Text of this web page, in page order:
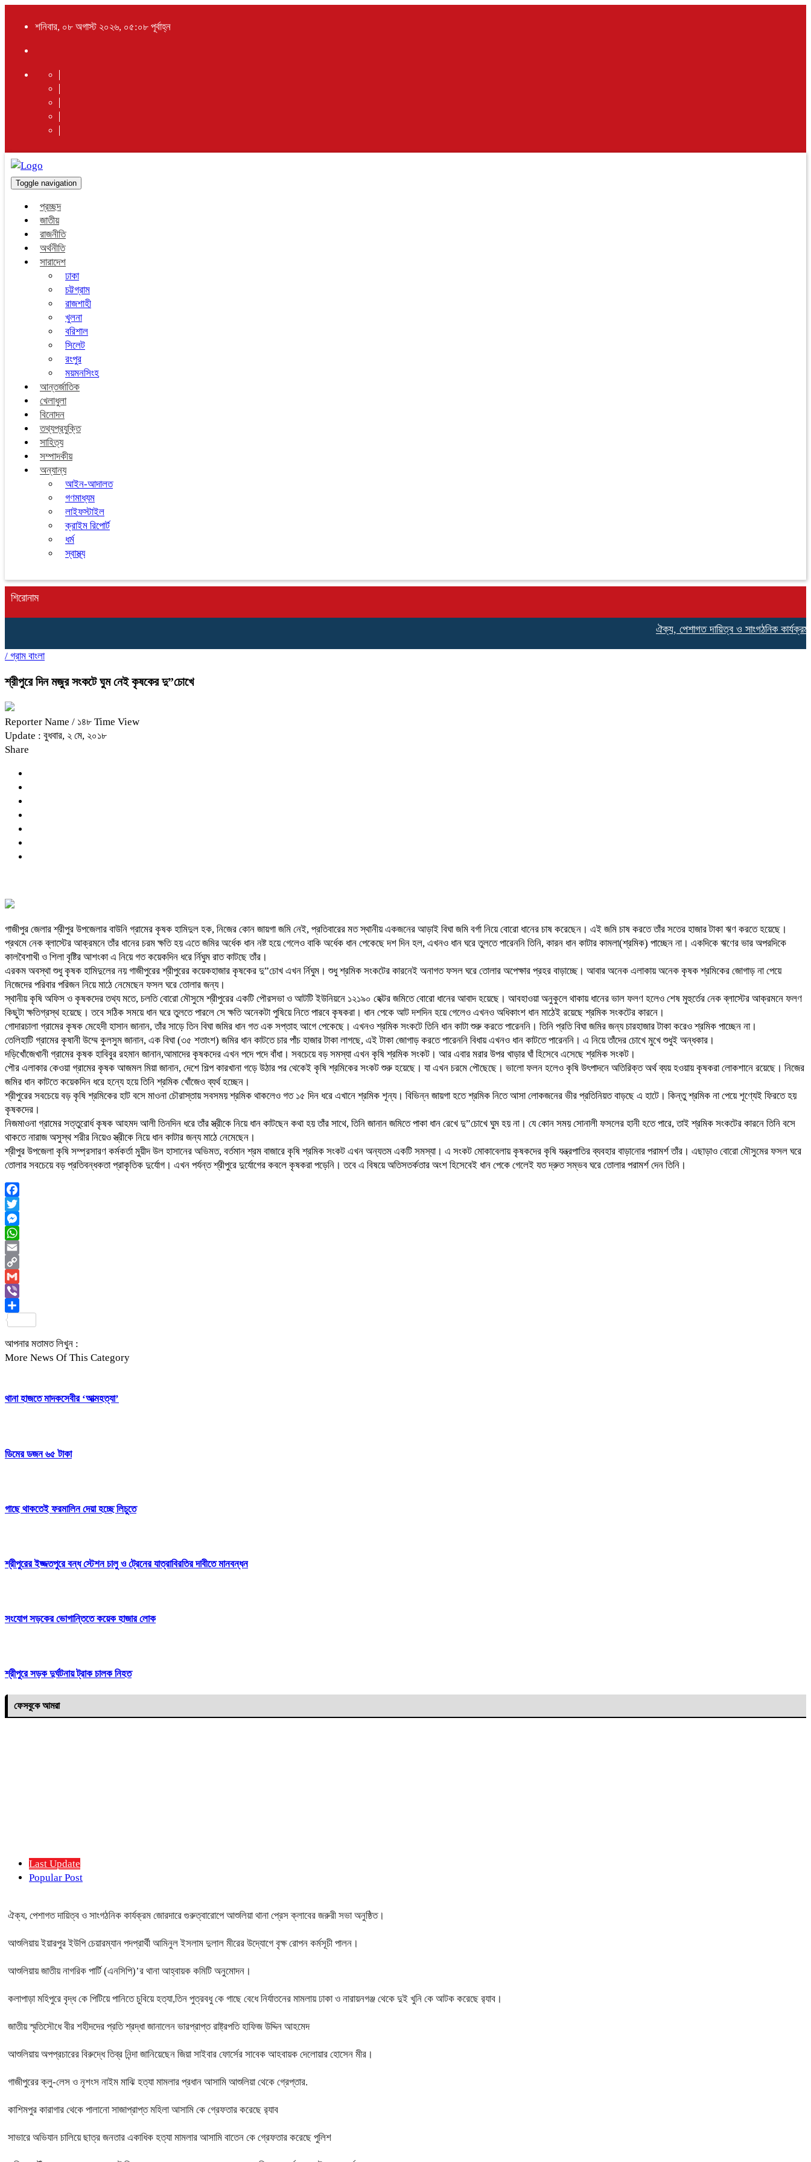
শনিবার, ০৮ অগাস্ট ২০২৬, ০৫:০৮ পূর্বাহ্ন
Toggle navigation
প্রচ্ছদ
জাতীয়
রাজনীতি
অর্থনীতি
সারাদেশ
ঢাকা
চট্টগ্রাম
রাজশাহী
খুলনা
বরিশাল
সিলেট
রংপুর
ময়মনসিংহ
আন্তর্জাতিক
খেলাধুলা
বিনোদন
তথ্যপ্রযুক্তি
সাহিত্য
সম্পাদকীয়
অন্যান্য
আইন-আদালত
গণমাধ্যম
লাইফস্টাইল
ক্রাইম রিপোর্ট
ধর্ম
স্বাস্থ্য
শিরোনাম
ঐক্য, পেশাগত দায়িত্ব ও সাংগঠনিক কার্যক্রম
/ গ্রাম বাংলা
শ্রীপুরে দিন মজুর সংকটে ঘুম নেই কৃষকের দু”চোখে
Reporter Name / ১৪৮ Time View
Update : বুধবার, ২ মে, ২০১৮
Share
গাজীপুর জেলার শ্রীপুর উপজেলার বাউনি গ্রামের কৃষক হামিদুল হক, নিজের কোন জায়গা জমি নেই, প্রতিবারের মত স্থানীয় একজনের আড়াই বিঘা জমি বর্গা নিয়ে বোরো ধানের চাষ করেছেন। এই জমি চাষ করতে তাঁর সতের হাজার টাকা ঋণ করতে হয়েছে।
প্রথমে নেক ব্লাস্টের আক্রমনে তাঁর ধানের চরম ক্ষতি হয় এতে জমির অর্ধেক ধান নষ্ট হয়ে গেলেও বাকি অর্ধেক ধান পেকেছে দশ দিন হল, এখনও ধান ঘরে তুলতে পারেননি তিনি, কারন ধান কাটার কামলা(শ্রমিক) পাচ্ছেন না। একদিকে ঋণের ভার অপরদিকে
কালবৈশাখী ও শিলা বৃষ্টির আশংকা এ নিয়ে গত কয়েকদিন ধরে র্নিঘুম রাত কাটছে তাঁর।
এরকম অবস্থা শুধু কৃষক হামিদুলের নয় গাজীপুরের শ্রীপুরের কয়েকহাজার কৃষকের দু”চোখ এখন র্নিঘুম। শুধু শ্রমিক সংকটের কারনেই অনাগত ফসল ঘরে তোলার অপেক্ষার প্রহর বাড়াচ্ছে। আবার অনেক এলাকায় অনেক কৃষক শ্রমিকের জোগাড় না পেয়ে
নিজেদের পরিবার পরিজন নিয়ে মাঠে নেমেছেন ফসল ঘরে তোলার জন্য।
স্থানীয় কৃষি অফিস ও কৃষকদের তথ্য মতে, চলতি বোরো মৌসুমে শ্রীপুরের একটি পৌরসভা ও আটটি ইউনিয়নে ১২১৯০ হেক্টর জমিতে বোরো ধানের আবাদ হয়েছে। আবহাওয়া অনুকুলে থাকায় ধানের ভাল ফলণ হলেও শেষ মুহুর্তের নেক ব্লাস্টের আক্রমনে ফলণ
কিছুটা ক্ষতিগ্রস্থ হয়েছে। তবে সঠিক সময়ে ধান ঘরে তুলতে পারলে সে ক্ষতি অনেকটা পুষিয়ে নিতে পারবে কৃষকরা। ধান পেকে আট দশদিন হয়ে গেলেও এখনও অধিকাংশ ধান মাঠেই রয়েছে শ্রমিক সংকটের কারনে।
গোদারচালা গ্রামের কৃষক মেহেদী হাসান জানান, তাঁর সাড়ে তিন বিঘা জমির ধান গত এক সপ্তাহ আগে পেকেছে। এখনও শ্রমিক সংকটে তিনি ধান কাটা শুরু করতে পারেননি। তিনি প্রতি বিঘা জমির জন্য চারহাজার টাকা করেও শ্রমিক পাচ্ছেন না।
তেলিহাটি গ্রামের কৃষানী উম্মে কুলসুম জানান, এক বিঘা (৩৫ শতাংশ) জমির ধান কাটতে চার পাঁচ হাজার টাকা লাগছে, এই টাকা জোগাড় করতে পারেননি বিধায় এখনও ধান কাটতে পারেননি। এ নিয়ে তাঁদের চোখে মুখে শুধুই অন্ধকার।
দড়িখোঁজেখানী গ্রামের কৃষক হাবিবুর রহমান জানান,আমাদের কৃষকদের এখন পদে পদে বাঁধা। সবচেয়ে বড় সমস্যা এখন কৃষি শ্রমিক সংকট। আর এবার মরার উপর খাড়ার ঘাঁ হিসেবে এসেছে শ্রমিক সংকট।
পৌর এলাকার কেওয়া গ্রামের কৃষক আজমল মিয়া জানান, দেশে শিল্প কারখানা গড়ে উঠার পর থেকেই কৃষি শ্রমিকের সংকট শুরু হয়েছে। যা এখন চরমে পৌছেছে। ভালো ফলন হলেও কৃষি উৎপাদনে অতিরিক্ত অর্থ ব্যয় হওয়ায় কৃষকরা লোকশানে রয়েছে। নিজের
জমির ধান কাটতে কয়েকদিন ধরে হন্যে হয়ে তিনি শ্রমিক খোঁজেও ব্যর্থ হচ্ছেন।
শ্রীপুরের সবচেয়ে বড় কৃষি শ্রমিকের হাট বসে মাওনা চৌরাস্তায় সবসময় শ্রমিক থাকলেও গত ১৫ দিন ধরে এখানে শ্রমিক শূন্য। বিভিন্ন জায়গা হতে শ্রমিক নিতে আসা লোকজনের ভীর প্রতিনিয়ত বাড়ছে এ হাটে। কিন্তু শ্রমিক না পেয়ে শূণ্যেই ফিরতে হয়
কৃষকদের।
নিজমাওনা গ্রামের সত্তুরোর্ধ কৃষক আহমদ আলী তিনদিন ধরে তাঁর স্ত্রীকে নিয়ে ধান কাটছেন কথা হয় তাঁর সাথে, তিনি জানান জমিতে পাকা ধান রেখে দু”চোখে ঘুম হয় না। যে কোন সময় সোনালী ফসলের হানী হতে পারে, তাই শ্রমিক সংকটের কারনে তিনি বসে
থাকতে নারাজ অসুস্থ শরীর নিয়েও স্ত্রীকে নিয়ে ধান কাটার জন্য মাঠে নেমেছেন।
শ্রীপুর উপজেলা কৃষি সম্প্রসারণ কর্মকর্তা মুয়ীদ উল হাসানের অভিমত, বর্তমান শ্রম বাজারে কৃষি শ্রমিক সংকট এখন অন্যতম একটি সমস্যা। এ সংকট মোকাবেলায় কৃষকদের কৃষি যন্ত্রপাতির ব্যবহার বাড়ানোর পরামর্শ তাঁর। এছাড়াও বোরো মৌসুমের ফসল ঘরে
তোলার সবচেয়ে বড় প্রতিবন্ধকতা প্রাকৃতিক দুর্যোগ। এখন পর্যন্ত শ্রীপুরে দুর্যোগের কবলে কৃষকরা পড়েনি। তবে এ বিষয়ে অতিসতর্কতার অংশ হিসেবেই ধান পেকে গেলেই যত দ্রুত সম্ভব ঘরে তোলার পরামর্শ দেন তিনি।
Facebook
Twitter
Messenger
WhatsApp
Email
Copy
Link
Gmail
Viber
আপনার মতামত লিখুন :
More News Of This Category
থানা হাজতে মাদকসেবীর ‘আত্মহত্যা’
ডিমের ডজন ৬৫ টাকা
গাছে থাকতেই ফরমালিন দেয়া হচ্ছে লিচুতে
শ্রীপুরের ইজ্জতপুরে বন্ধ স্টেশন চালু ও ট্রেনের যাত্রাবিরতির দাবীতে মানবন্ধন
সংযোগ সড়কের ভোগান্তিতে কয়েক হাজার লোক
শ্রীপুরে সড়ক দুর্ঘটনায় ট্রাক চালক নিহত
ফেসবুকে আমরা
Last Update
Popular Post
ঐক্য, পেশাগত দায়িত্ব ও সাংগঠনিক কার্যক্রম জোরদারে গুরুত্বারোপে আশুলিয়া থানা প্রেস ক্লাবের জরুরী সভা অনুষ্ঠিত।
আশুলিয়ায় ইয়ারপুর ইউপি চেয়ারম্যান পদপ্রার্থী আমিনুল ইসলাম দুলাল মীরের উদ্যোগে বৃক্ষ রোপন কর্মসূচী পালন।
আশুলিয়ায় জাতীয় নাগরিক পার্টি (এনসিপি)’র থানা আহ্বায়ক কমিটি অনুমোদন।
কলাপাড়া মহিপুরে বৃদ্ধ কে পিটিয়ে পানিতে চুবিয়ে হত্যা,তিন পুত্রবধু কে গাছে বেধে নির্যাতনের মামলায় ঢাকা ও নারায়নগঞ্জ থেকে দুই খুনি কে আটক করেছে র‍্যাব।
জাতীয় স্মৃতিসৌধে বীর শহীদদের প্রতি শ্রদ্ধা জানালেন ভারপ্রাপ্ত রাষ্ট্রপতি হাফিজ উদ্দিন আহমেদ
আশুলিয়ায় অপপ্রচারের বিরুদ্ধে তিব্র নিন্দা জানিয়েছেন জিয়া সাইবার ফোর্সের সাবেক আহবায়ক দেলোয়ার হোসেন মীর।
গাজীপুরের ক্লু-লেস ও নৃশংস নাইম মাঝি হত্যা মামলার প্রধান আসামি আশুলিয়া থেকে গ্রেপ্তার.
কাশিমপুর কারাগার থেকে পালানো সাজাপ্রাপ্ত মহিলা আসামি কে গ্রেফতার করেছে র‍্যাব
সাভারে অভিযান চালিয়ে ছাত্র জনতার একাধিক হত্যা মামলার আসামি বাতেন কে গ্রেফতার করেছে পুলিশ